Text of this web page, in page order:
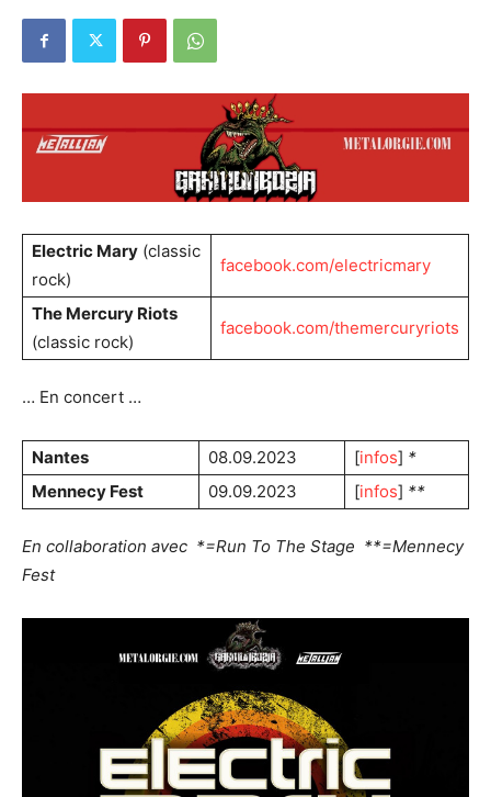
Electric Mary (classic
rock)
facebook.com/electricmary
The Mercury Riots
(classic rock)
facebook.com/themercuryriots
… En concert …
Nantes 08.09.2023 [infos] *
Mennecy Fest
09.09.2023 [infos] **
En collaboration avec *=Run To The Stage **=Mennecy
Fest